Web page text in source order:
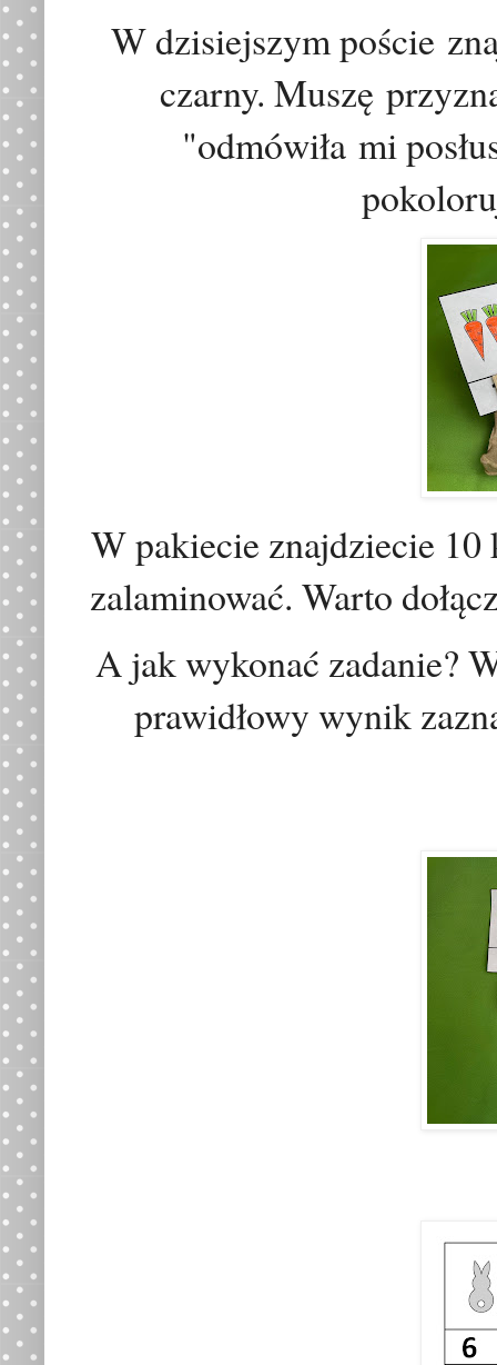
W dzisiejszympoście
czarny. Muszę
"odmówiłami
W pakiecie znajdziecie
zalaminować. Warto
A jak wykonać zadanie?
prawidłowy wynik